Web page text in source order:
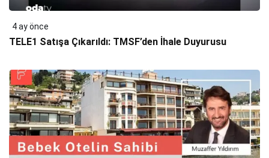
4 ay önce
TELE1 Satışa Çıkarıldı: TMSF’den İhale Duyurusu